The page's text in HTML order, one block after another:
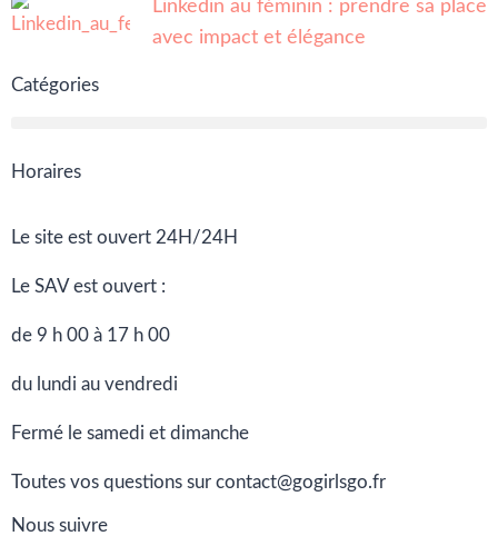
Linkedin au féminin : prendre sa place
avec impact et élégance
Catégories
Horaires
Le site est ouvert 24H/24H
Le SAV est ouvert :
de 9 h 00 à 17 h 00
du lundi au vendredi
Fermé le samedi et dimanche
Toutes vos questions sur contact@gogirlsgo.fr
Nous suivre